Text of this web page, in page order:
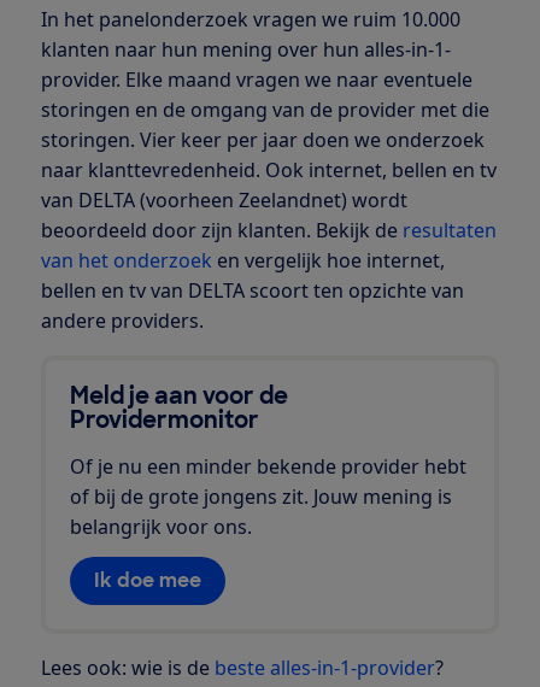
In het panelonderzoek vragen we ruim 10.000
klanten naar hun mening over hun alles-in-1-
provider. Elke maand vragen we naar eventuele
storingen en de omgang van de provider met die
storingen. Vier keer per jaar doen we onderzoek
naar klanttevredenheid. Ook internet, bellen en tv
van DELTA (voorheen Zeelandnet) wordt
beoordeeld door zijn klanten. Bekijk de resultaten
van het onderzoek en vergelijk hoe internet,
bellen en tv van DELTA scoort ten opzichte van
andere providers.
Meld je aan voor de
Providermonitor
Of je nu een minder bekende provider hebt
of bij de grote jongens zit. Jouw mening is
belangrijk voor ons.
Ik doe mee
Lees ook: wie is de beste alles-in-1-provider?